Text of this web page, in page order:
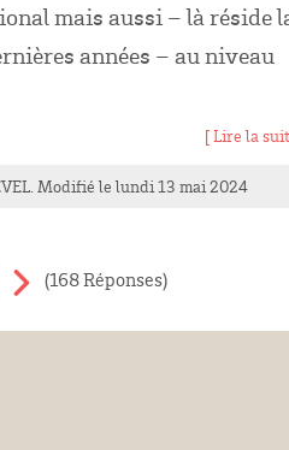
mais aussi – là réside
années – au niveau
[ Lire la
. Modifié le lundi 13 mai 2024
(168 Réponses)